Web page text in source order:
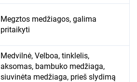
Megztos medžiagos, galima
pritaikyti
Medvilnė, Velboa, tinklelis,
aksomas, bambuko medžiaga,
siuvinėta medžiaga, prieš slydimą